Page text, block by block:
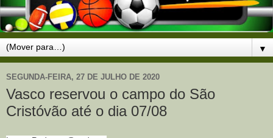
▼
SEGUNDA-FEIRA, 27 DE JULHO DE 2020
Vasco reservou o campo do São
Cristóvão até o dia 07/08